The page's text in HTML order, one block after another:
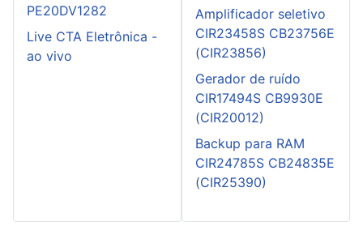
PE20DV1282
Live CTA Eletrônica -
ao vivo
Amplificador seletivo
CIR23458S CB23756E
(CIR23856)
Gerador de ruído
CIR17494S CB9930E
(CIR20012)
Backup para RAM
CIR24785S CB24835E
(CIR25390)